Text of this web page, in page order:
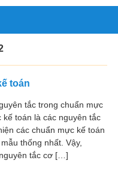
toán
tắc trong chuẩn mực
toán là các nguyên tắc
các chuẩn mực kế toán
thống nhất. Vậy,
tắc cơ […]